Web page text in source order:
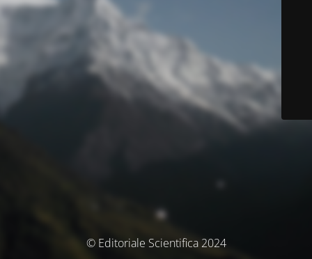
© Editoriale Scientifica 2024